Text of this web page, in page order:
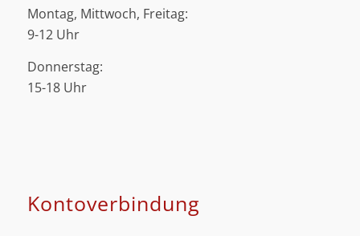
Montag, Mittwoch, Freitag:
9-12 Uhr
Donnerstag:
15-18 Uhr
Kontoverbindung